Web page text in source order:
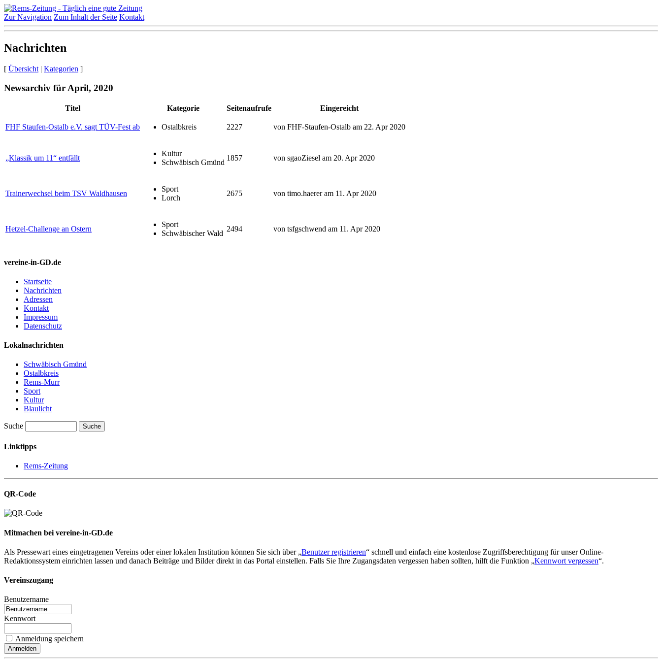
Zur Navigation Zum Inhalt der Seite Kontakt
Nachrichten
[ Übersicht | Kategorien ]
Newsarchiv für April, 2020
Titel Kategorie Seitenaufrufe Eingereicht
FHF Staufen-Ostalb e.V. sagt TÜV-Fest ab Ostalbkreis 2227 von FHF-Staufen-Ostalb am 22. Apr 2020
„Klassik um 11“ entfällt
Kultur
Schwäbisch Gmünd
1857 von sgaoZiesel am 20. Apr 2020
Trainerwechsel beim TSV Waldhausen
Sport
Lorch
2675 von timo.haerer am 11. Apr 2020
Hetzel-Challenge an Ostern
Sport
Schwäbischer Wald
2494 von tsfgschwend am 11. Apr 2020
vereine-in-GD.de
Startseite
Nachrichten
Adressen
Kontakt
Impressum
Datenschutz
Lokalnachrichten
Schwäbisch Gmünd
Ostalbkreis
Rems-Murr
Sport
Kultur
Blaulicht
Suche Suche
Linktipps
Rems-Zeitung
QR-Code
Mitmachen bei vereine-in-GD.de
Als Pressewart eines eingetragenen Vereins oder einer lokalen Institution können Sie sich über „Benutzer registrieren“ schnell und einfach eine kostenlose Zugriffsberechtigung für unser Online-
Redaktionssystem einrichten lassen und danach Beiträge und Bilder direkt in das Portal einstellen. Falls Sie Ihre Zugangsdaten vergessen haben sollten, hilft die Funktion „Kennwort vergessen“.
Vereinszugang
Benutzername
Kennwort
Anmeldung speichern